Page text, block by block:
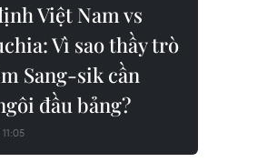
Việt Nam vs
Vì sao thầy trò
Sang-sik cần
đầu bảng?